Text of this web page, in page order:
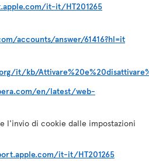
it-it/HT201265
accounts/answer/61416?hl=it
it/kb/
en/latest/web-
l'invio di cookie dalle impostazioni
it-it/HT201265